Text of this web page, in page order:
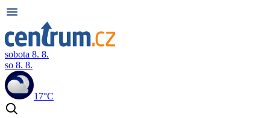
sobota 8. 8.
so 8. 8.
17°C